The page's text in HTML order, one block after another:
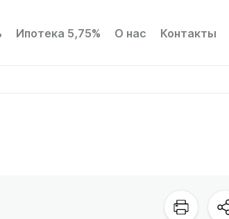
Ипотека 5,75% О нас Контакты